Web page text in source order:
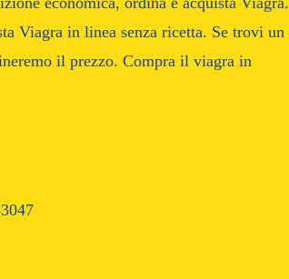
Viagra in linea senza ricetta. Se trovi un
il prezzo. Compra il viagra in